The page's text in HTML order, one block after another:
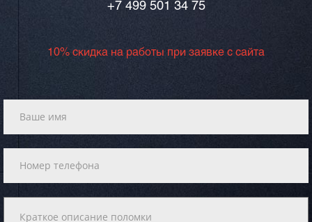
+7 499 501 34 75
10% скидка на работы при заявке с сайта